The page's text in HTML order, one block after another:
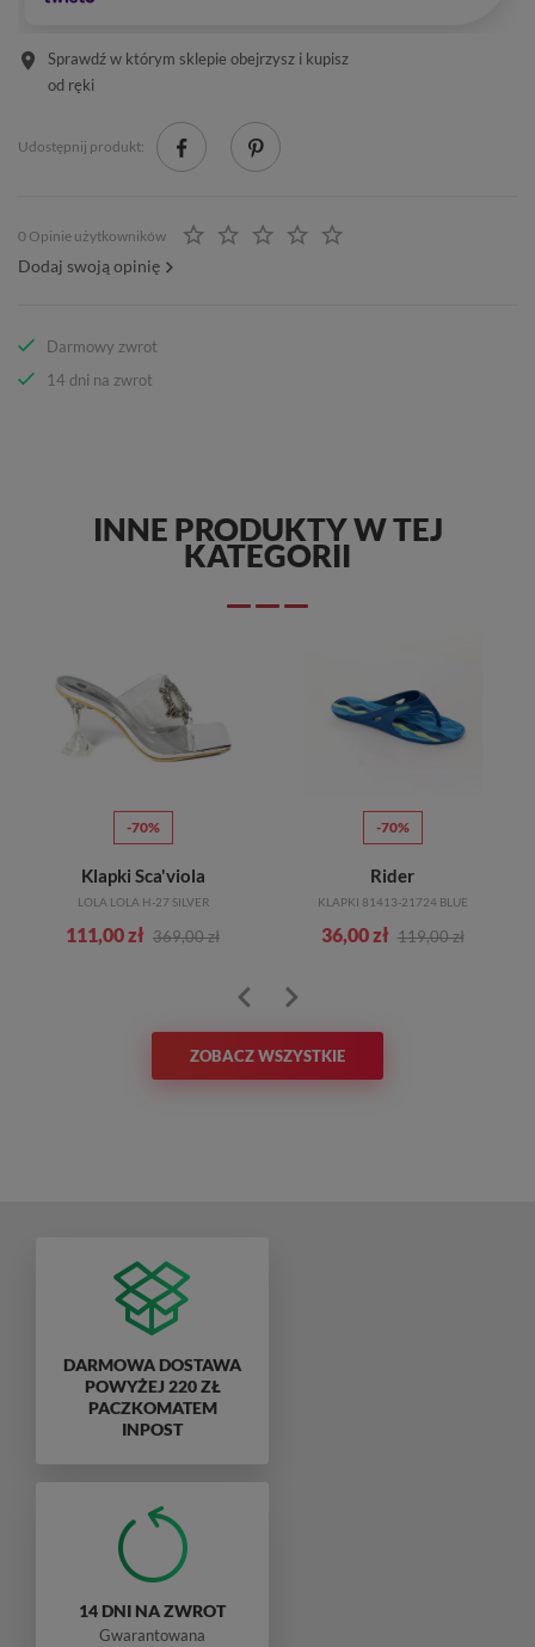
Sprawdź w którym sklepie obejrzysz i kupisz
od ręki
Udostępnij produkt:
0 Opinie użytkowników
Dodaj swoją opinię
Darmowy zwrot
14 dni na zwrot
INNE PRODUKTY W TEJ
KATEGORII
-70%
Klapki Sca'viola
LOLA LOLA H-27 SILVER
111,00 zł 369,00 zł
-70%
Rider
KLAPKI 81413-21724 BLUE
36,00 zł 119,00 zł
ZOBACZ WSZYSTKIE
DARMOWA DOSTAWA
POWYŻEJ 220 ZŁ
PACZKOMATEM
INPOST
14 DNI NA ZWROT
Gwarantowana